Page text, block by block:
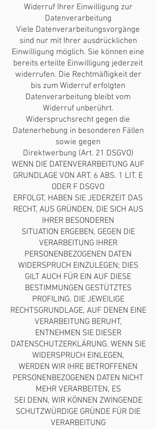
Widerruf Ihrer Einwilligung zur
Datenverarbeitung
Viele Datenverarbeitungsvorgänge
sind nur mit Ihrer ausdrücklichen
Einwilligung möglich. Sie können eine
bereits erteilte Einwilligung jederzeit
widerrufen. Die Rechtmäßigkeit der
bis zum Widerruf erfolgten
Datenverarbeitung bleibt vom
Widerruf unberührt.
Widerspruchsrecht gegen die
Datenerhebung in besonderen Fällen
sowie gegen
Direktwerbung (Art. 21 DSGVO)
WENN DIE DATENVERARBEITUNG AUF
GRUNDLAGE VON ART. 6 ABS. 1 LIT. E
ODER F DSGVO
ERFOLGT, HABEN SIE JEDERZEIT DAS
RECHT, AUS GRÜNDEN, DIE SICH AUS
IHRER BESONDEREN
SITUATION ERGEBEN, GEGEN DIE
VERARBEITUNG IHRER
PERSONENBEZOGENEN DATEN
WIDERSPRUCH EINZULEGEN; DIES
GILT AUCH FÜR EIN AUF DIESE
BESTIMMUNGEN GESTÜTZTES
PROFILING. DIE JEWEILIGE
RECHTSGRUNDLAGE, AUF DENEN EINE
VERARBEITUNG BERUHT,
ENTNEHMEN SIE DIESER
DATENSCHUTZERKLÄRUNG. WENN SIE
WIDERSPRUCH EINLEGEN,
WERDEN WIR IHRE BETROFFENEN
PERSONENBEZOGENEN DATEN NICHT
MEHR VERARBEITEN, ES
SEI DENN, WIR KÖNNEN ZWINGENDE
SCHUTZWÜRDIGE GRÜNDE FÜR DIE
VERARBEITUNG